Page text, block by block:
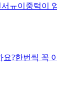
ㅠ이중턱이
?한번씩 꼭